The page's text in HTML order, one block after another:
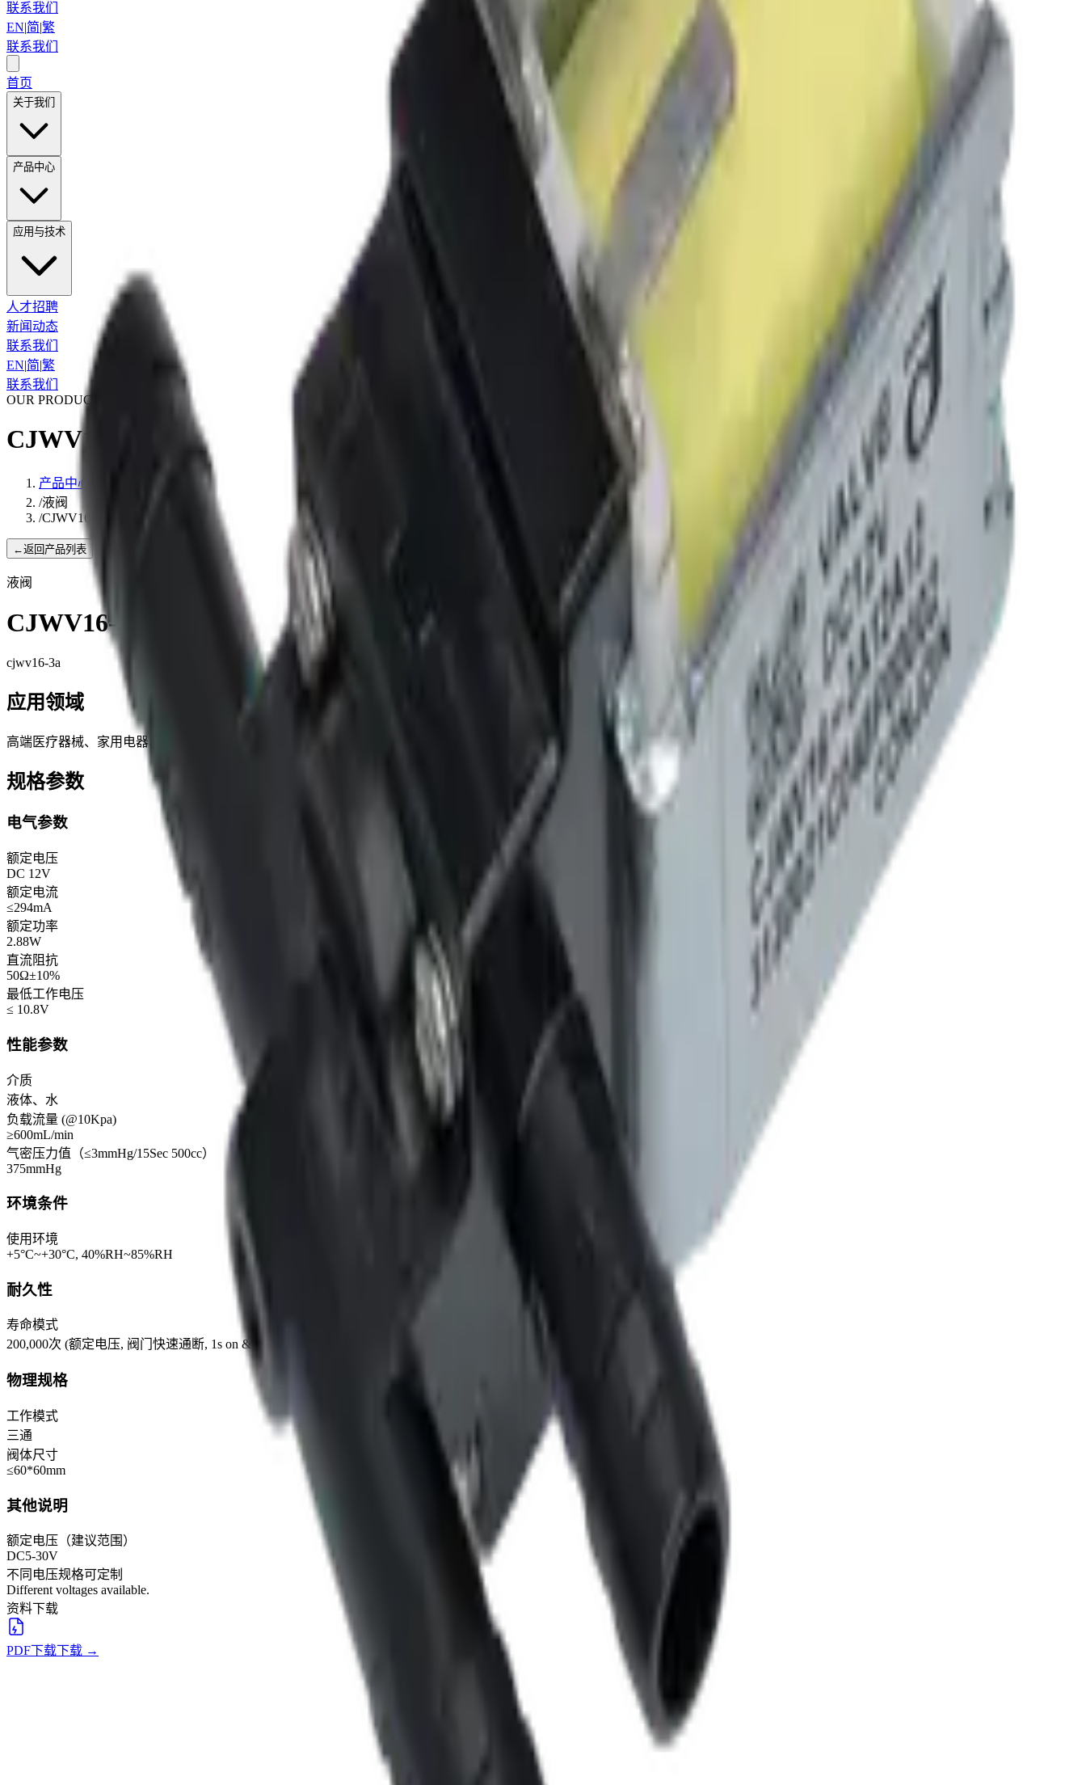
联系我们
EN|简|繁
联系我们
首页
关于我们
产品中心
应用与技术
人才招聘
新闻动态
联系我们
EN|简|繁
联系我们
OUR PRODUCTS
CJWV16-3A
产品中心
/液阀
/CJWV16-3A
←返回产品列表
液阀
CJWV16-3A
cjwv16-3a
应用领域
高端医疗器械、家用电器、清洁电器等
规格参数
电气参数
额定电压
DC 12V
额定电流
≤294mA
额定功率
2.88W
直流阻抗
50Ω±10%
最低工作电压
≤ 10.8V
性能参数
介质
液体、水
负载流量 (@10Kpa)
≥600mL/min
气密压力值（≤3mmHg/15Sec 500cc）
375mmHg
环境条件
使用环境
+5°C~+30°C, 40%RH~85%RH
耐久性
寿命模式
200,000次 (额定电压, 阀门快速通断, 1s on & 1s off 为一个循环)
物理规格
工作模式
三通
阀体尺寸
≤60*60mm
其他说明
额定电压（建议范围）
DC5-30V
不同电压规格可定制
Different voltages available.
资料下载
PDF下载下载 →